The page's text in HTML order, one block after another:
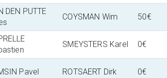
DEN PUTTE
COYSMAN Wim 50€
SMEYSTERS Karel 0€
Pavel ROTSAERT Dirk 0€